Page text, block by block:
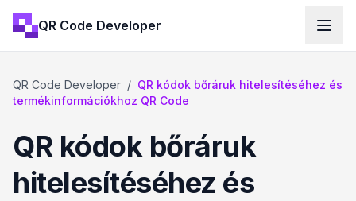
QR Code Developer
QR Code Developer / QR kódok bőráruk hitelesítéséhez és
termékinformációkhoz QR Code
QR kódok bőráruk
hitelesítéséhez és